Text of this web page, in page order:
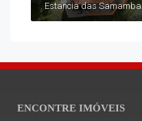
ENCONTRE IMÓVEIS